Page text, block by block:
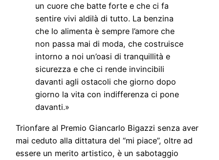
un cuore che batte forte e che ci fa
sentire vivi aldilà di tutto. La benzina
che lo alimenta è sempre l’amore che
non passa mai di moda, che costruisce
intorno a noi un’oasi di tranquillità e
sicurezza e che ci rende invincibili
davanti agli ostacoli che giorno dopo
giorno la vita con indifferenza ci pone
davanti.»
Trionfare al Premio Giancarlo Bigazzi senza aver
mai ceduto alla dittatura del “mi piace”, oltre ad
essere un merito artistico, è un sabotaggio